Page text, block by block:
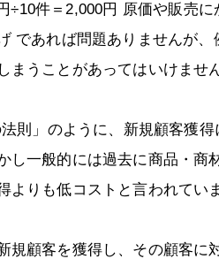
÷10件＝2,000円 原価や販売
であれば問題ありませんが
まうことがあってはいけません
法則」のように、新規顧客獲
し一般的には過去に商品・商
よりも低コストと言われてい
規顧客を獲得し、その顧客に